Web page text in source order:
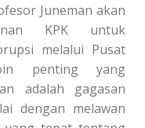
Juneman akan
KPK untuk
melalui Pusat
penting yang
adalah gagasan
dengan melawan